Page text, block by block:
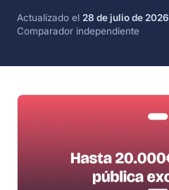
Actualizado el 28 de julio de 2026
Comparador independiente